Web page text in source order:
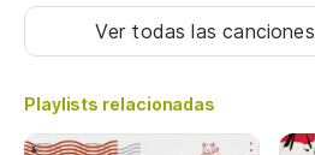
Ver todas las canciones
Playlists relacionadas